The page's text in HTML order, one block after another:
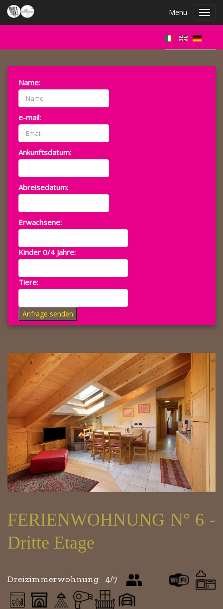
Menu
Name:
e-mail:
Ankunftsdatum:
Abreisedatum:
Erwachsene:
Kinder 0/4 Jahre:
Tiere:
Anfrage senden
FERIENWOHNUNG N° 6 -
Dritte Etage
Dreizimmerwohnung 4/7